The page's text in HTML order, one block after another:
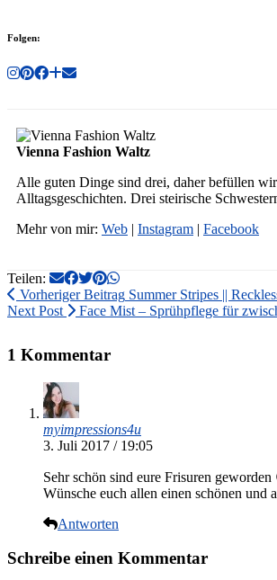
Folgen:
Vienna Fashion Waltz
Alle guten Dinge sind drei, daher befüllen
Alltagsgeschichten. Drei steirische
Mehr von mir: Web | Instagram | Facebook
Teilen:
Vorheriger Beitrag Summer Stripes ||
Next Post
Face Mist – Sprühpflege für
1 Kommentar
myimpressions4u
3. Juli 2017 / 19:05
Sehr schön sind eure Frisuren
Wünsche euch allen einen schönen und
Antworten
Schreibe einen Kommentar